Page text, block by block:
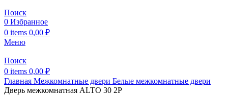
Поиск
0 Избранное
0 items 0,00 ₽
Меню
Поиск
0 items 0,00 ₽
Главная Межкомнатные двери Белые межкомнатные двери
Дверь межкомнатная ALTO 30 2P